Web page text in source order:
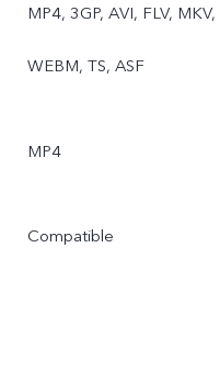
MP4, 3GP, AVI, FLV, MKV,
WEBM, TS, ASF
MP4
Compatible